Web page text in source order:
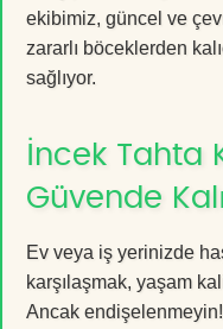
ekibimiz, güncel ve
zararlı böceklerden
sağlıyor.
İncek Tahta
Güvende
Ev veya iş yerinizde
karşılaşmak, yaşam
Ancak